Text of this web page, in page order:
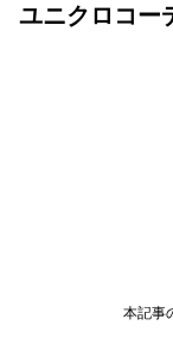
ユニクロコ
本記事